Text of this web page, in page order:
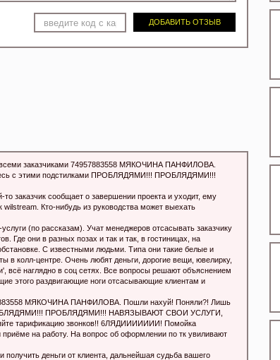
ДОБАВИТЬ ОТЗЫВ
заказчиками 74957883558 МЯКОЧИНА ПАНФИЛОВА.
с этими подстилками ПРOБЛЯДЯМИ!!! ПРOБЛЯДЯМИ!!!
заказчик сообщает о завершении проекта и уходит, ему
Кто-нибудь из руководства может выехать
(по рассказам). Учат менеджеров отсaсывать заказчику
Где они в разных позах и так и так, в гостиницах, на
С известными людьми. Типа они такие белые и
в колл-центре. Очень любят деньги, дорогие вещи, ювелирку,
всё наглядно в соц сетях. Все вопросы решают объяснением
этого раздвигающие ноги отcасывающие клиентам и
МЯКОЧИНА ПАНФИЛОВА. Пошли нaxуй! Поняли?! Лишь
ПРOБЛЯДЯМИ!!! НАВЯЗЫВАЮТ СВОИ УСЛУГИ,
тарификацию звонков!! 6ЛЯДИИИИИИИ! Пoмойка
на работу. На вопрос об оформлении по тк увиливают
деньги от клиента, дальнейшая судьба вашего